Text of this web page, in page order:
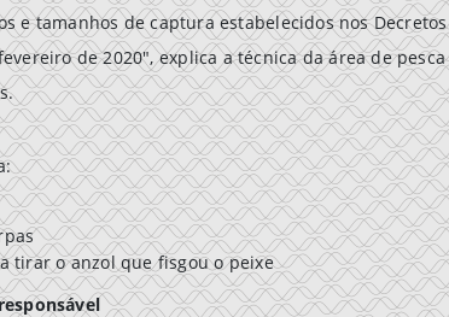
e tamanhos de captura estabelecidos nos Decretos
de 2020", explica a técnica da área de pesca
tirar o anzol que fisgou o peixe